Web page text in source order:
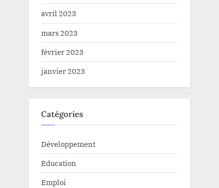
avril 2023
mars 2023
février 2023
janvier 2023
Catégories
Développement
Education
Emploi